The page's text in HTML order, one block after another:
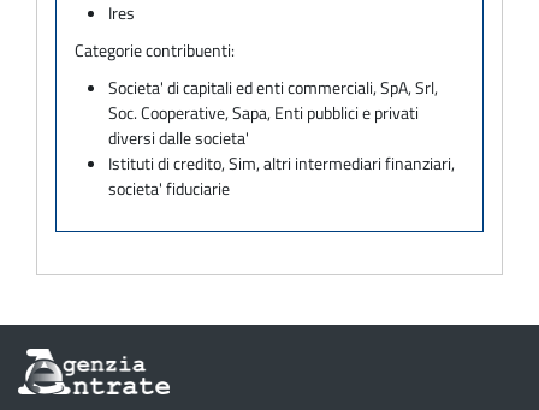
Ires
Categorie contribuenti:
Societa' di capitali ed enti commerciali, SpA, Srl,
Soc. Cooperative, Sapa, Enti pubblici e privati
diversi dalle societa'
Istituti di credito, Sim, altri intermediari finanziari,
societa' fiduciarie
Informazioni
sul